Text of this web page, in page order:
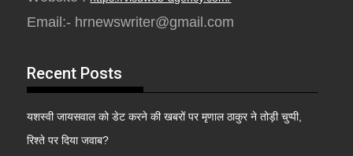
Email:- hrnewswriter@gmail.com
Recent Posts
यशस्वी जायसवाल को डेट करने की खबरों पर मृणाल ठाकुर ने तोड़ी चुप्पी,
रिश्ते पर दिया जवाब?